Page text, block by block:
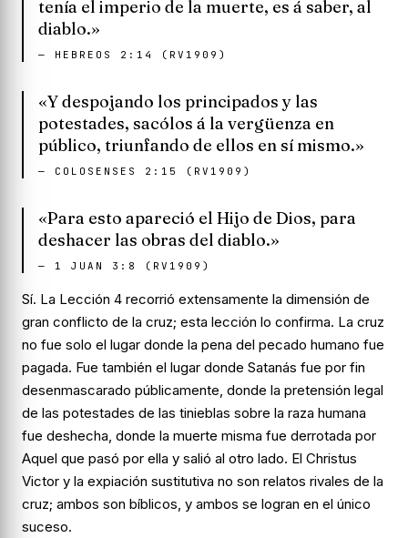
tenía el imperio de la muerte, es á saber, al
diablo.»
— HEBREOS 2:14 (RV1909)
«Y despojando los principados y las
potestades, sacólos á la vergüenza en
público, triunfando de ellos en sí mismo.»
— COLOSENSES 2:15 (RV1909)
«Para esto apareció el Hijo de Dios, para
deshacer las obras del diablo.»
— 1 JUAN 3:8 (RV1909)
Sí. La Lección 4 recorrió extensamente la dimensión de
gran conflicto de la cruz; esta lección lo confirma. La cruz
no fue solo el lugar donde la pena del pecado humano fue
pagada. Fue también el lugar donde Satanás fue por fin
desenmascarado públicamente, donde la pretensión legal
de las potestades de las tinieblas sobre la raza humana
fue deshecha, donde la muerte misma fue derrotada por
Aquel que pasó por ella y salió al otro lado. El Christus
Victor y la expiación sustitutiva no son relatos rivales de la
cruz; ambos son bíblicos, y ambos se logran en el único
suceso.